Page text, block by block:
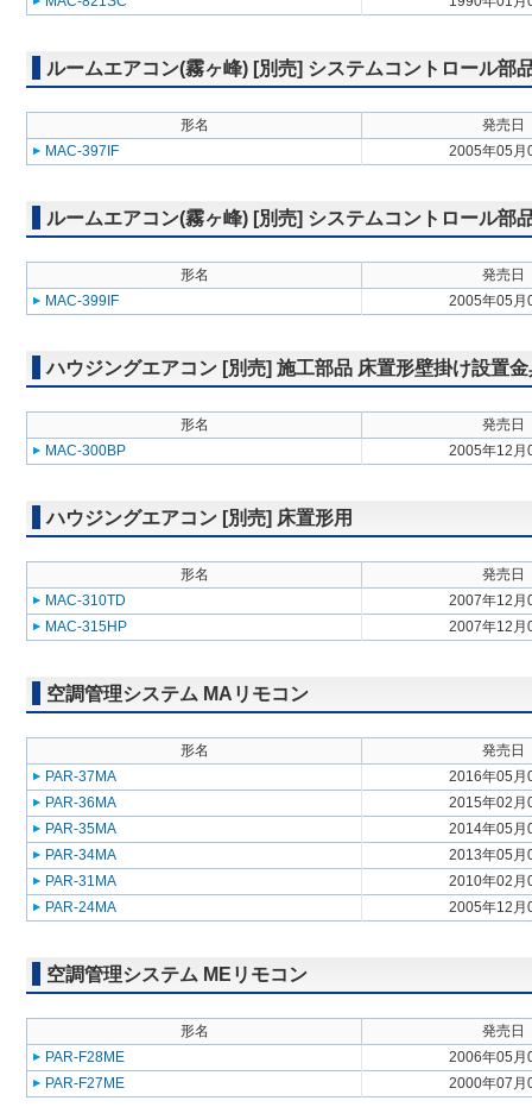
ルームエアコン(霧ヶ峰) [別売] システムコントロール部
形名
発売日
MAC-397IF
2005年05月
ルームエアコン(霧ヶ峰) [別売] システムコントロール部
形名
発売日
MAC-399IF
2005年05月
ハウジングエアコン [別売] 施工部品 床置形壁掛け設置金
形名
発売日
MAC-300BP
2005年12月
ハウジングエアコン [別売] 床置形用
形名
発売日
MAC-310TD
2007年12月
MAC-315HP
2007年12月
空調管理システム MAリモコン
形名
発売日
PAR-37MA
2016年05月
PAR-36MA
2015年02月
PAR-35MA
2014年05月
PAR-34MA
2013年05月
PAR-31MA
2010年02月
PAR-24MA
2005年12月
空調管理システム MEリモコン
形名
発売日
PAR-F28ME
2006年05月
PAR-F27ME
2000年07月